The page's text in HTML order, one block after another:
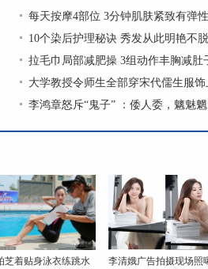
每天按摩4部位 3分钟肌肤紧致有弹性
10个染后护理秘诀 秀发从此明艳不
拉毛巾局部减肥操 3组动作丰胸减肚
大学教授令师生全部穿宋代儒生服
李鸿章怒斥“鬼子” ：倭人委，魑魅
芝着贴身泳衣练跳水 李清娥广告拍摄现场照